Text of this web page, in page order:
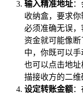
输入精准地址
收纳盒，要求
必须准确无误，
资金就可能像
中，你既可以手
也可以点击地
描接收方的二维
设定转账金额